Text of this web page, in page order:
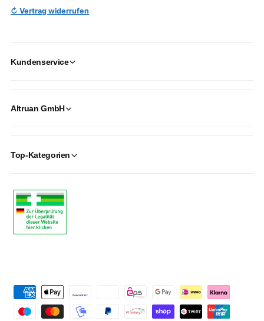
↻ Vertrag widerrufen
Kundenservice
Altruan GmbH
Top-Kategorien